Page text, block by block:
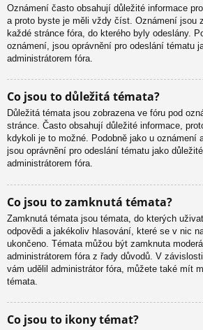
Oznámení často obsahují důležité informace
a proto byste je měli vždy číst. Oznámení jsou
každé stránce fóra, do kterého byly odeslány.
oznámení, jsou oprávnění pro odeslání tématu
administrátorem fóra.
Co jsou to důležitá témata?
Důležitá témata jsou zobrazena ve fóru pod
stránce. Často obsahují důležité informace,
kdykoli je to možné. Podobně jako u oznámení
jsou oprávnění pro odeslání tématu jako
administrátorem fóra.
Co jsou to zamknutá témata?
Zamknutá témata jsou témata, do kterých
odpovědi a jakékoliv hlasování, které se v nic
ukončeno. Témata můžou být zamknuta
administrátorem fóra z řady důvodů. V
vám udělil administrátor fóra, můžete také mít
témata.
Co jsou to ikony témat?